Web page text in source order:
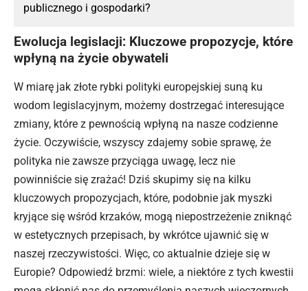
publicznego i gospodarki?
Ewolucja legislacji: Kluczowe propozycje, które
wpłyną na życie obywateli
W miarę jak złote rybki polityki europejskiej suną ku
wodom legislacyjnym, możemy dostrzegać interesujące
zmiany, które z pewnością wpłyną na nasze codzienne
życie. Oczywiście, wszyscy zdajemy sobie sprawę, że
polityka nie zawsze przyciąga uwagę, lecz nie
powinniście się zrażać! Dziś skupimy się na kilku
kluczowych propozycjach, które, podobnie jak myszki
kryjące się wśród krzaków, mogą niepostrzeżenie zniknąć
w estetycznych przepisach, by wkrótce ujawnić się w
naszej rzeczywistości. Więc, co aktualnie dzieje się w
Europie? Odpowiedź brzmi: wiele, a niektóre z tych kwestii